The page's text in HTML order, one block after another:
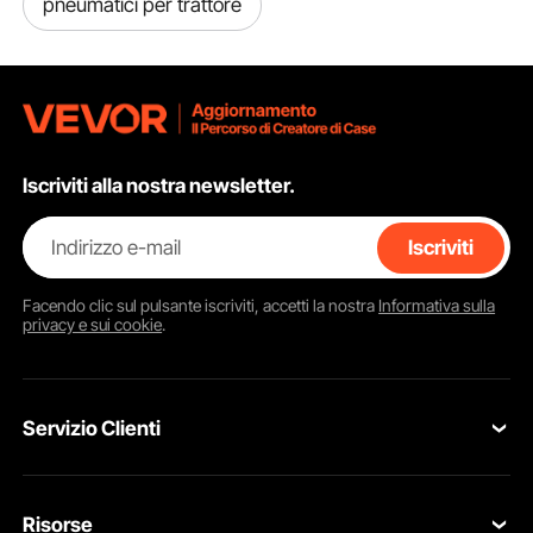
istruzioni dettagliato con i passaggi di riparazione esatti, che
pneumatici per trattore
Iscriviti alla nostra newsletter.
Indirizzo e-mail Iscriviti
Facendo clic sul pulsanteiscriviti, accetti la nostra Informativa sulla
privacy e sui cookie.
Servizio Clienti
Risorse